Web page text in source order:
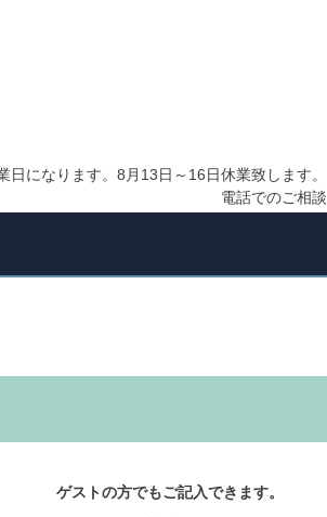
になります。8月13日～16日休業致します。
電話でのご相談
ゲストの方でもご記入できます。